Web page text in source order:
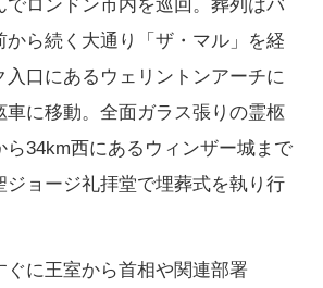
でロンドン市内を巡回。葬列はバ
から続く大通り「ザ・マル」を経
入口にあるウェリントンアーチに
車に移動。全面ガラス張りの霊柩
ら34km西にあるウィンザー城まで
ジョージ礼拝堂で埋葬式を執り行
ぐに王室から首相や関連部署